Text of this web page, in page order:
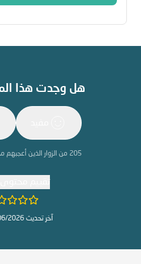
هل وجدت هذا
205 من الزوار الذين
آخر تحديث 29/06/2026 06:41